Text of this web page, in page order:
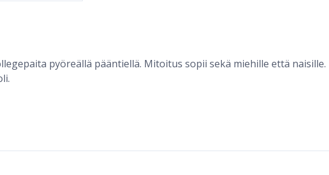
pyöreällä pääntiellä. Mitoitus sopii sekä miehille että